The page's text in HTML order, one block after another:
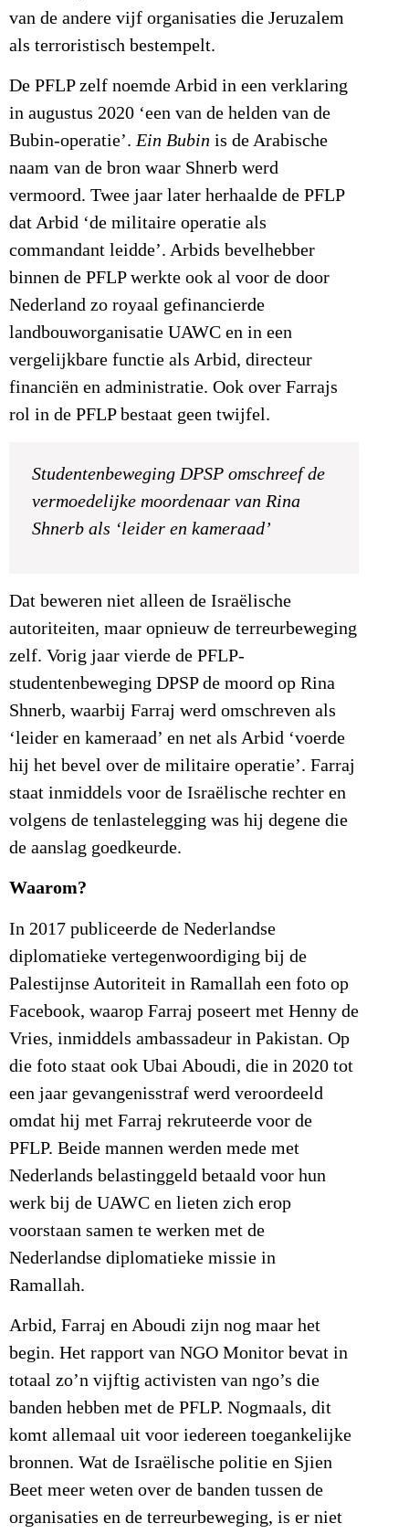
van de andere vijf organisaties die Jeruzalem
als terroristisch bestempelt.
De PFLP zelf noemde Arbid in een verklaring
in augustus 2020 ‘een van de helden van de
Bubin-operatie’.Ein Bubin is de Arabische
naam van de bron waar Shnerb werd
vermoord. Twee jaar later herhaalde de PFLP
dat Arbid ‘de militaire operatie als
commandant leidde’. Arbids bevelhebber
binnen de PFLP werkte ook al voor de door
Nederland zo royaal gefinancierde
landbouworganisatie UAWC en in een
vergelijkbare functie als Arbid, directeur
financiën en administratie. Ook over Farrajs
rol in de PFLP bestaat geen twijfel.
Studentenbeweging DPSP omschreef de
vermoedelijke moordenaar van Rina
Shnerb als ‘leider en kameraad’
Dat beweren niet alleen de Israëlische
autoriteiten, maar opnieuw de terreurbeweging
zelf. Vorig jaar vierde de PFLP-
studentenbeweging DPSP de moord op Rina
Shnerb, waarbij Farraj werd omschreven als
‘leider en kameraad’ en net als Arbid ‘voerde
hij het bevel over de militaire operatie’. Farraj
staat inmiddels voor de Israëlische rechter en
volgens de tenlastelegging was hij degene die
de aanslag goedkeurde.
Waarom?
In 2017 publiceerde de Nederlandse
diplomatieke vertegenwoordiging bij de
Palestijnse Autoriteit in Ramallah een foto op
Facebook, waarop Farraj poseert met Henny de
Vries, inmiddels ambassadeur in Pakistan. Op
die foto staat ook Ubai Aboudi, die in 2020 tot
een jaar gevangenisstraf werd veroordeeld
omdat hij met Farraj rekruteerde voor de
PFLP. Beide mannen werden mede met
Nederlands belastinggeld betaald voor hun
werk bij de UAWC en lieten zich erop
voorstaan samen te werken met de
Nederlandse diplomatieke missie in
Ramallah.
Arbid, Farraj en Aboudi zijn nog maar het
begin. Het rapport van NGO Monitor bevat in
totaal zo’n vijftig activisten van ngo’s die
banden hebben met de PFLP. Nogmaals, dit
komt allemaal uit voor iedereen toegankelijke
bronnen. Wat de Israëlische politie en Sjien
Beet meer weten over de banden tussen de
organisaties en de terreurbeweging, is er niet